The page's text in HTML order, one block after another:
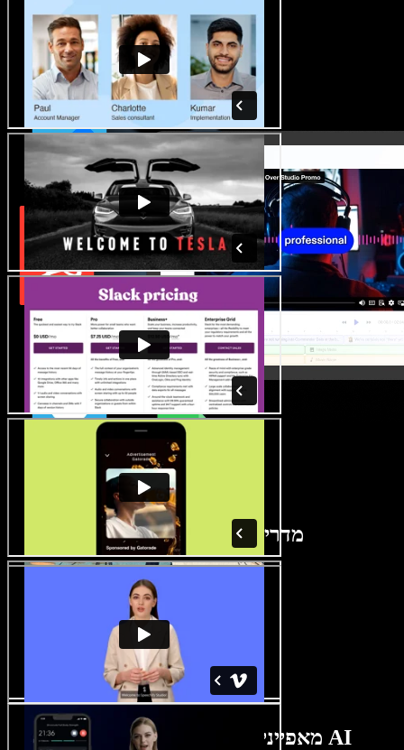
מדריך ליוצר קולאז' וידאו
מאפייני יוצר קולאז' וידאו מבוססי AI